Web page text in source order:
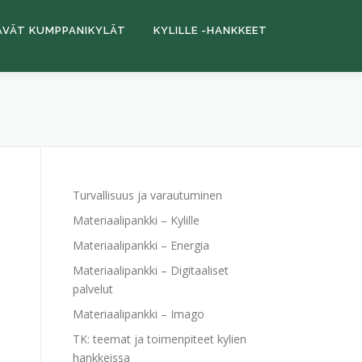
KUMPPANIKYLÄT KYLILLE -HANKKEET
Turvallisuus ja varautuminen
Materiaalipankki – Kylille
Materiaalipankki – Energia
Materiaalipankki – Digitaaliset
palvelut
Materiaalipankki – Imago
TK: teemat ja toimenpiteet kylien
hankkeissa